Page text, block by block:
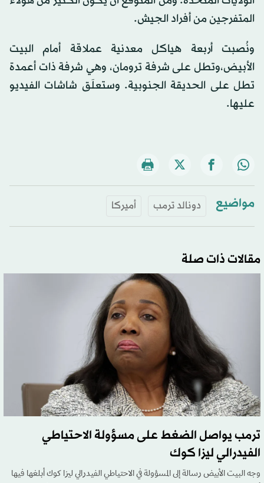
المتفرجين من أفراد الجيش.
ونُصبت أربعة هياكل معدنية عملاقة أمام البيت
الأبيض،وتطل على شرفة ترومان، وهي شرفة ذات أعمدة
تطل على الحديقة الجنوبية. وستعلَق شاشات الفيديو
عليها.
مواضيع دونالد ترمب أميركا
مقالات ذات صلة
ترمب يواصل الضغط على مسؤولة الاحتياطي
الفيدرالي ليزا كوك
وجه البيت الأبيض رسالة إلى المسؤولة في الاحتياطي الفيدرالي ليزا كوك أبلغها فيها